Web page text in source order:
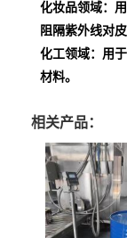
化妆品领域：
阻隔紫外线对
化工领域：用
材料。
相关产品：